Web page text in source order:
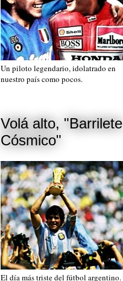
Un piloto legendario, idolatrado en
nuestro país como pocos.
Volá alto, "Barrilete
Cósmico"
El día más triste del fútbol argentino.